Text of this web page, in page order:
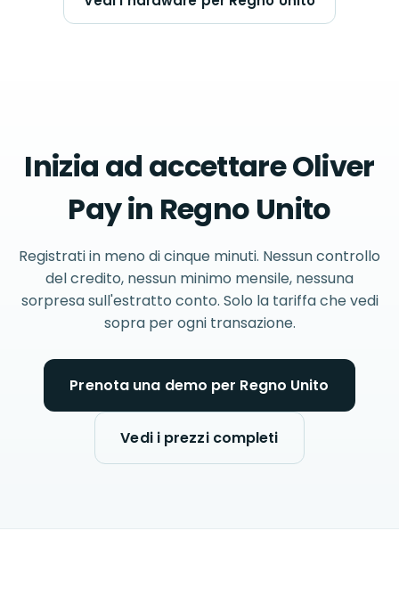
Inizia ad accettare Oliver
Pay in Regno Unito
Registrati in meno di cinque minuti. Nessun controllo
del credito, nessun minimo mensile, nessuna
sorpresa sull'estratto conto. Solo la tariffa che vedi
sopra per ogni transazione.
Prenota una demo per Regno Unito
Vedi i prezzi completi